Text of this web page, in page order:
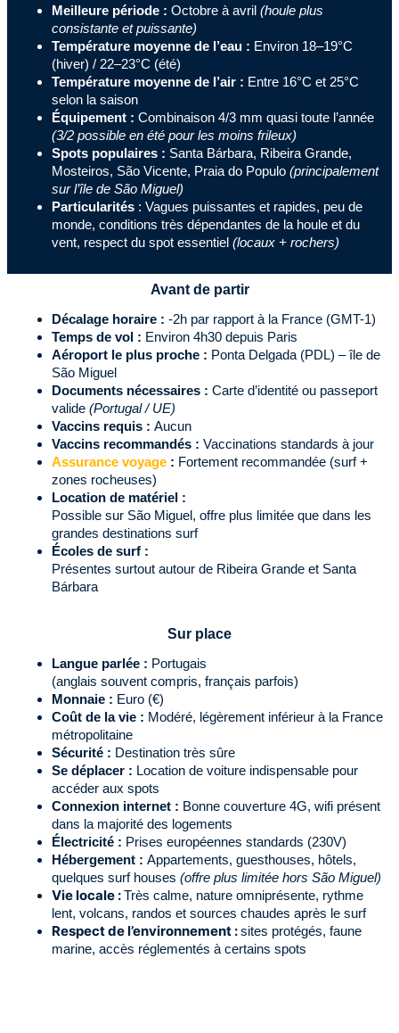
Meilleure période : Octobre à avril (houle plus
consistante et puissante)
Température moyenne de l’eau : Environ 18–19°C
(hiver) / 22–23°C (été)
Température moyenne de l’air : Entre 16°C et 25°C
selon la saison
Équipement : Combinaison 4/3 mm quasi toute l’année
(3/2 possible en été pour les moins frileux)
Spots populaires : Santa Bárbara, Ribeira Grande,
Mosteiros, São Vicente, Praia do Populo (principalement
sur l’île de São Miguel)
Particularités : Vagues puissantes et rapides, peu de
monde, conditions très dépendantes de la houle et du
vent, respect du spot essentiel (locaux + rochers)
Avant de partir
Décalage horaire : -2h par rapport à la France (GMT-1)
Temps de vol : Environ 4h30 depuis Paris
Aéroport le plus proche : Ponta Delgada (PDL) – île de
São Miguel
Documents nécessaires : Carte d’identité ou passeport
valide (Portugal / UE)
Vaccins requis : Aucun
Vaccins recommandés : Vaccinations standards à jour
Assurance voyage : Fortement recommandée (surf +
zones rocheuses)
Location de matériel :
Possible sur São Miguel, offre plus limitée que dans les
grandes destinations surf
Écoles de surf :
Présentes surtout autour de Ribeira Grande et Santa
Bárbara
Sur place
Langue parlée : Portugais
(anglais souvent compris, français parfois)
Monnaie : Euro (€)
Coût de la vie : Modéré, légèrement inférieur à la France
métropolitaine
Sécurité : Destination très sûre
Se déplacer : Location de voiture indispensable pour
accéder aux spots
Connexion internet : Bonne couverture 4G, wifi présent
dans la majorité des logements
Électricité : Prises européennes standards (230V)
Hébergement : Appartements, guesthouses, hôtels,
quelques surf houses (offre plus limitée hors São Miguel)
Vie locale :Très calme, nature omniprésente, rythme
lent, volcans, randos et sources chaudes après le surf
Respect de l’environnement :sites protégés, faune
marine, accès réglementés à certains spots